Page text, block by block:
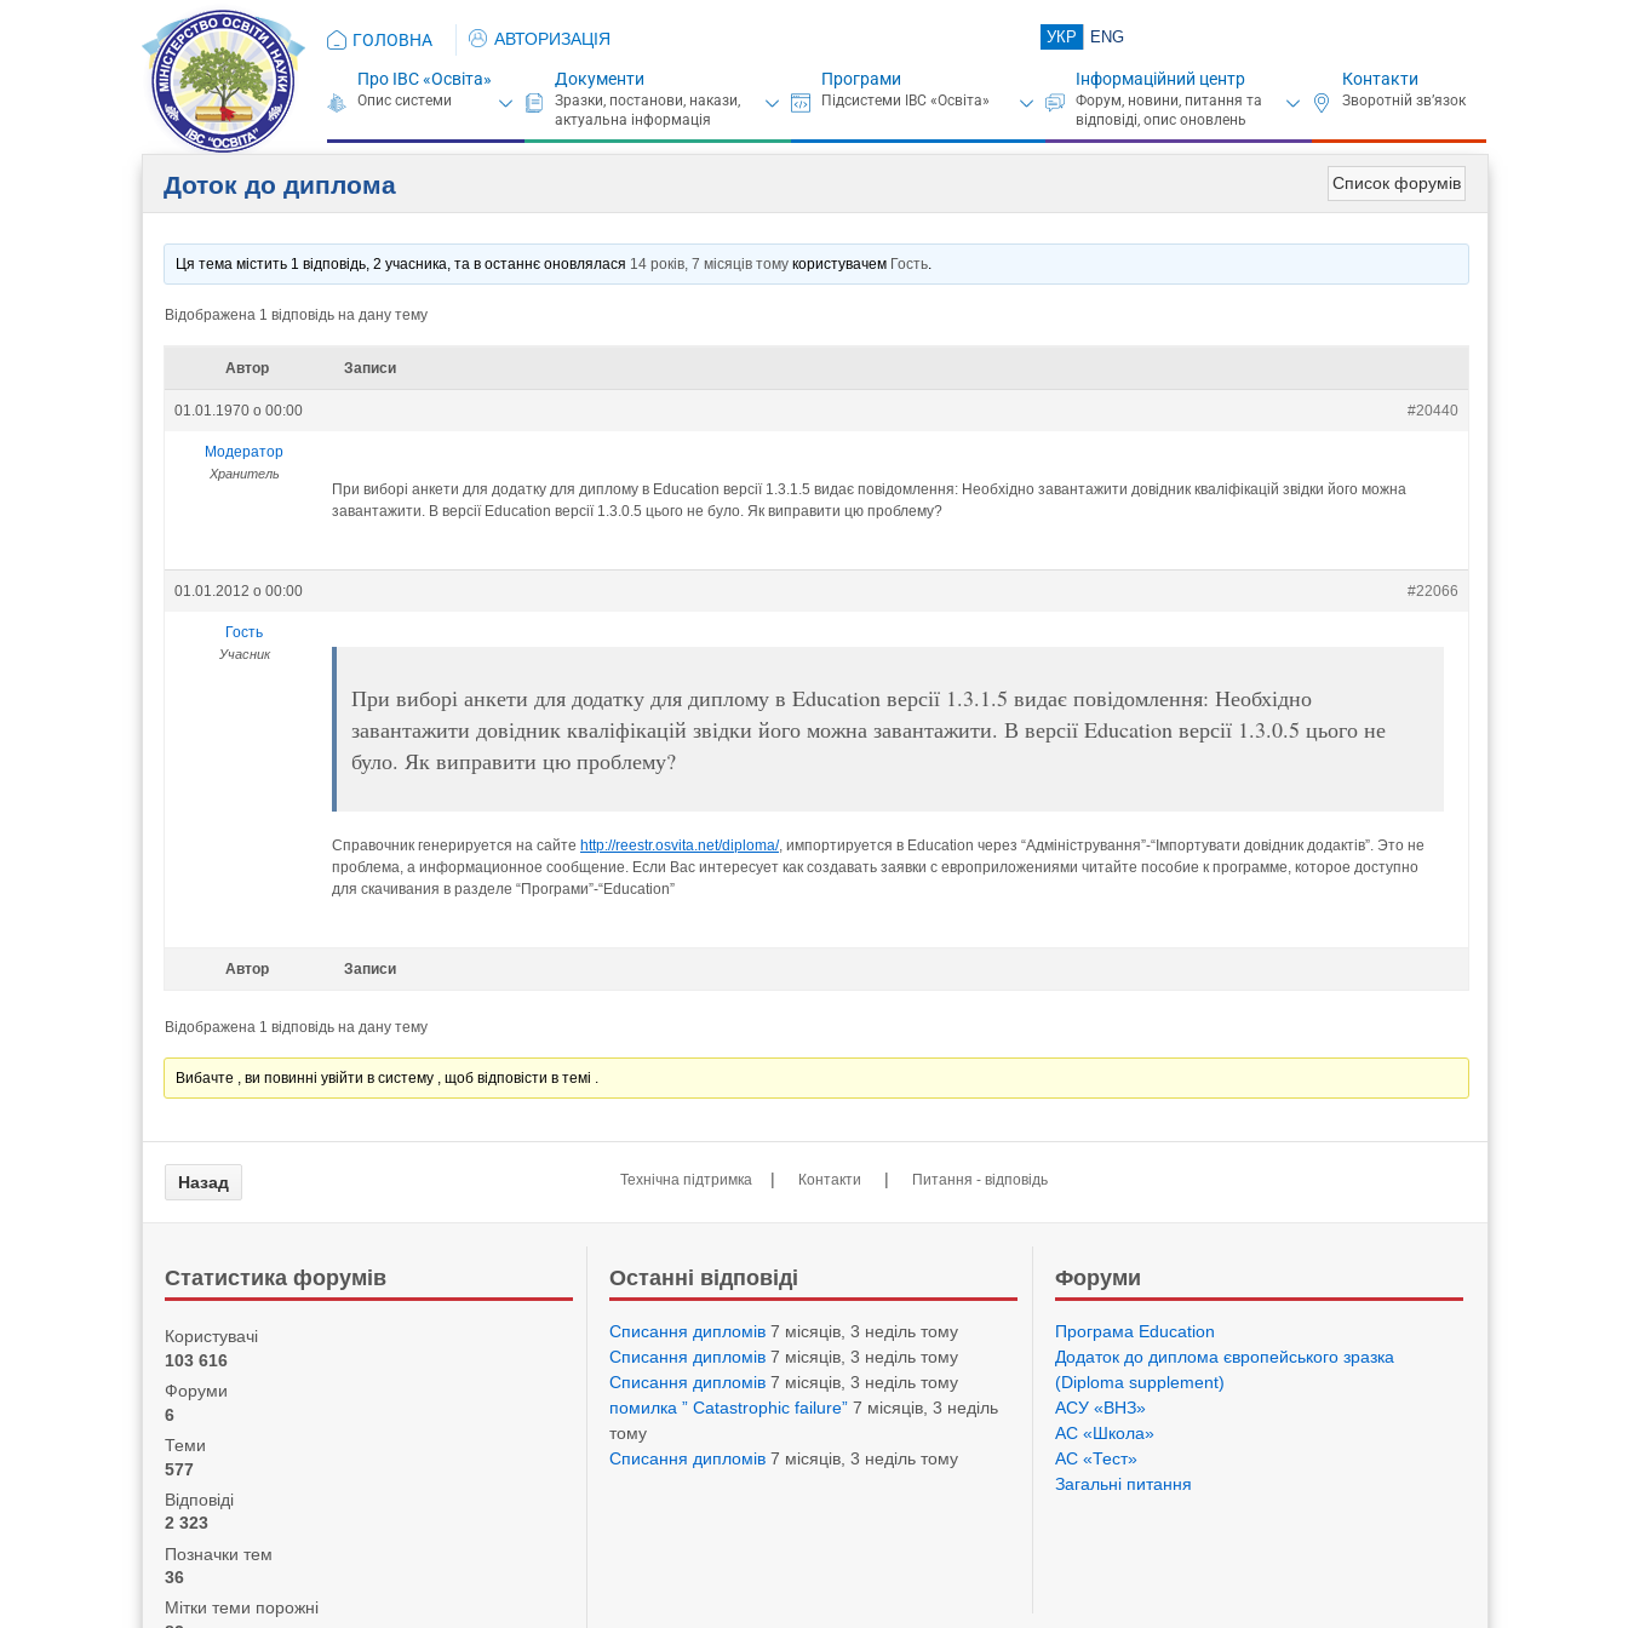
ГОЛОВНА АВТОРИЗАЦІЯ УКР ENG
Про ІВС «Освіта» Документи Програми Інформаційний центр Контакти
Список форумів
Доток до диплома
Ця тема містить 1 відповідь, 2 учасника, та в останнє оновлялася 14 років, 7 місяців тому користувачем Гость
Відображена 1 відповідь на дану тему
Автор Записи
01.01.1970 о 00:00 #20440
Модератор
Хранитель
При виборі анкети для додатку для диплому в Education версії 1.3.1.5 видає повідомлення: Необхідно завантажити довідник кваліфікацій звідки його можна
завантажити. В версії Education версії 1.3.0.5 цього не було. Як виправити цю проблему?
01.01.2012 о 00:00 #22066
Гость
Учасник
При виборі анкети для додатку для диплому в Education версії 1.3.1.5 видає повідомлення: Необхідно
завантажити довідник кваліфікацій звідки його можна завантажити. В версії Education версії 1.3.0.5 цього не
було. Як виправити цю проблему?
Справочник генерируется на сайте http://reestr.osvita.net/diploma/, импортируется в Education через “Адміністрування”-“Імпортувати довідник додактів”. Это не
проблема, а информационное сообщение. Если Вас интересует как создавать заявки с европриложениями читайте пособие к программе, которое доступно
для скачивания в разделе “Програми”-“Education”
Автор Записи
Відображена 1 відповідь на дану тему
Вибачте , ви повинні увійти в систему , щоб відповісти в темі .
Технічна підтримка | Контакти | Питання - відповідь
Статистика форумів
Користувачі
103 616
Форуми
6
Теми
577
Відповіді
2 323
Позначки тем
36
Мітки теми порожні
Останні відповіді
Списання дипломів 7 місяців, 3 неділь тому
Списання дипломів 7 місяців, 3 неділь тому
Списання дипломів 7 місяців, 3 неділь тому
помилка ” Catastrophic failure” 7 місяців, 3 неділь
тому
Списання дипломів 7 місяців, 3 неділь тому
Форуми
Програма Eduсation
Додаток до диплома європейського зразка
(Diploma supplement)
АСУ «ВНЗ»
АС «Школа»
АС «Тест»
Загальні питання